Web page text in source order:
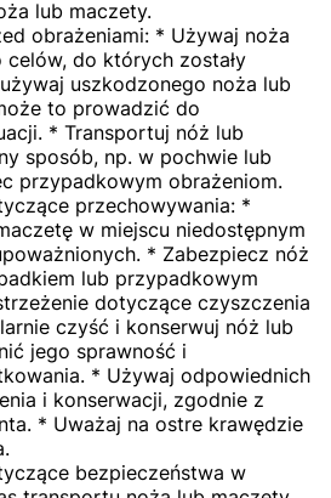
lub maczety.
obrażeniami: * Używaj noża
do których zostały
uszkodzonego noża lub
to prowadzić do
* Transportuj nóż lub
sposób, np. w pochwie lub
przypadkowym obrażeniom.
przechowywania: *
w miejscu niedostępnym
* Zabezpiecz nóż
lub przypadkowym
dotyczące czyszczenia
czyść i konserwuj nóż lub
jego sprawność i
* Używaj odpowiednich
i konserwacji, zgodnie z
* Uważaj na ostre krawędzie
bezpieczeństwa w